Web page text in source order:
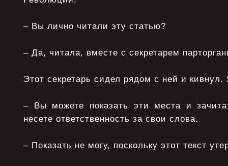
– Вы лично читали эту статью?
– Да, читала, вместе с секретарем
Этот секретарь сидел рядом с ней и
– Вы можете показать эти места и
несете ответственность за свои слова.
– Показать не могу, поскольку этот текст